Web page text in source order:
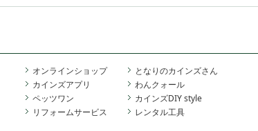
オンラインショップ
カインズアプリ
ペッツワン
リフォームサービス
となりのカインズさん
わんクォール
カインズDIY style
レンタル工具